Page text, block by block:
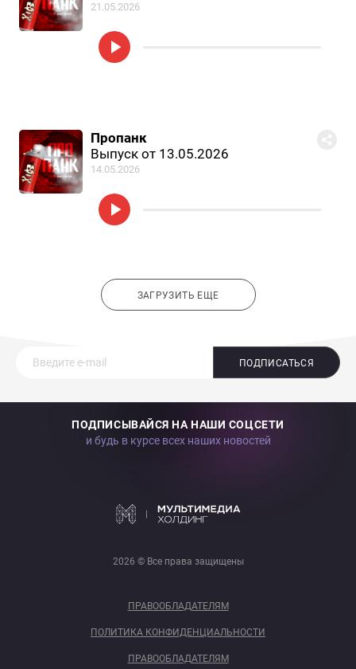
21.05.2026
Пропанк
Выпуск от 13.05.2026
14.05.2026
ЗАГРУЗИТЬ ЕЩЕ
ПОДПИСАТЬСЯ
ПОДПИСЫВАЙСЯ НА НАШИ СОЦСЕТИ
и будь в курсе всех наших новостей
2026 © Все права защищены
ПРАВООБЛАДАТЕЛЯМ
ПОЛИТИКА КОНФИДЕНЦИАЛЬНОСТИ
ПРАВООБЛАДАТЕЛЯМ